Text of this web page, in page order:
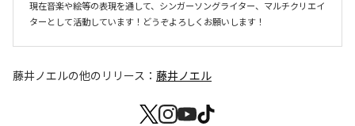
現在音楽や絵等の表現を通して、シンガーソングライター、マルチクリエイ
ターとして活動しています！どうぞよろしくお願いします！
藤井ノエルの他のリリース： 藤井ノエル